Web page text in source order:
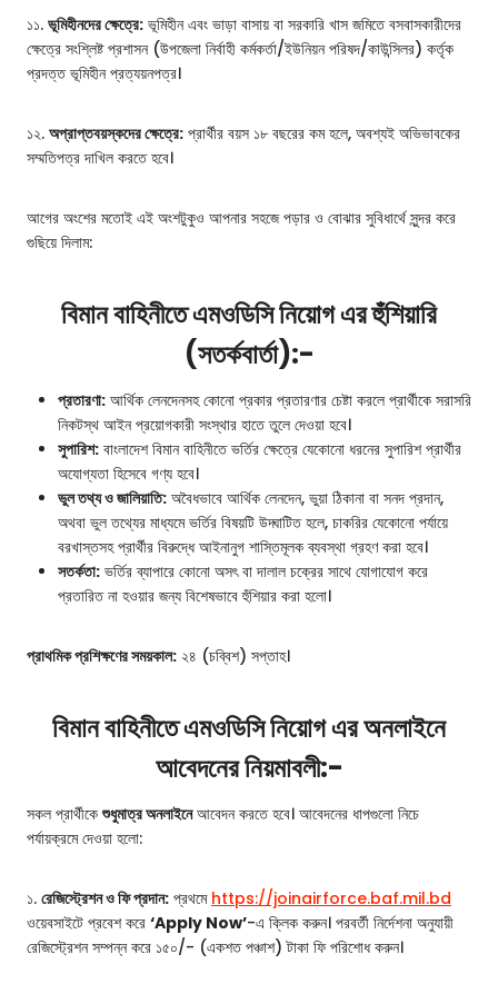
১১. ভূমিহীনদের ক্ষেত্রে: ভূমিহীন এবং ভাড়া বাসায় বা সরকারি খাস জমিতে বসবাসকারীদের
ক্ষেত্রে সংশ্লিষ্ট প্রশাসন (উপজেলা নির্বাহী কর্মকর্তা/ইউনিয়ন পরিষদ/কাউন্সিলর) কর্তৃক
প্রদত্ত ভূমিহীন প্রত্যয়নপত্র।
১২. অপ্রাপ্তবয়স্কদের ক্ষেত্রে: প্রার্থীর বয়স ১৮ বছরের কম হলে, অবশ্যই অভিভাবকের
সম্মতিপত্র দাখিল করতে হবে।
আগের অংশের মতোই এই অংশটুকুও আপনার সহজে পড়ার ও বোঝার সুবিধার্থে সুন্দর করে
গুছিয়ে দিলাম:
বিমান বাহিনীতে এমওডিসি নিয়োগ এর হুঁশিয়ারি
(সতর্কবার্তা):-
প্রতারণা: আর্থিক লেনদেনসহ কোনো প্রকার প্রতারণার চেষ্টা করলে প্রার্থীকে সরাসরি
নিকটস্থ আইন প্রয়োগকারী সংস্থার হাতে তুলে দেওয়া হবে।
সুপারিশ: বাংলাদেশ বিমান বাহিনীতে ভর্তির ক্ষেত্রে যেকোনো ধরনের সুপারিশ প্রার্থীর
অযোগ্যতা হিসেবে গণ্য হবে।
ভুল তথ্য ও জালিয়াতি: অবৈধভাবে আর্থিক লেনদেন, ভুয়া ঠিকানা বা সনদ প্রদান,
অথবা ভুল তথ্যের মাধ্যমে ভর্তির বিষয়টি উদ্ঘাটিত হলে, চাকরির যেকোনো পর্যায়ে
বরখাস্তসহ প্রার্থীর বিরুদ্ধে আইনানুগ শাস্তিমূলক ব্যবস্থা গ্রহণ করা হবে।
সতর্কতা: ভর্তির ব্যাপারে কোনো অসৎ বা দালাল চক্রের সাথে যোগাযোগ করে
প্রতারিত না হওয়ার জন্য বিশেষভাবে হুঁশিয়ার করা হলো।
প্রাথমিক প্রশিক্ষণের সময়কাল: ২৪ (চব্বিশ) সপ্তাহ।
বিমান বাহিনীতে এমওডিসি নিয়োগ এর অনলাইনে
আবেদনের নিয়মাবলী:-
সকল প্রার্থীকেশুধুমাত্র অনলাইনেআবেদন করতে হবে। আবেদনের ধাপগুলো নিচে
পর্যায়ক্রমে দেওয়া হলো:
১. রেজিস্ট্রেশন ও ফি প্রদান: প্রথমে https://joinairforce.baf.mil.bd
ওয়েবসাইটে প্রবেশ করে ‘Apply Now’-এ ক্লিক করুন। পরবর্তী নির্দেশনা অনুযায়ী
রেজিস্ট্রেশন সম্পন্ন করে ১৫০/- (একশত পঞ্চাশ) টাকা ফি পরিশোধ করুন।